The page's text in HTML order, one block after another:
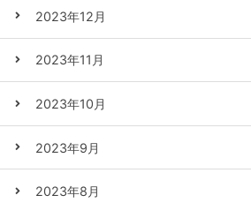
2023年12月
2023年11月
2023年10月
2023年9月
2023年8月